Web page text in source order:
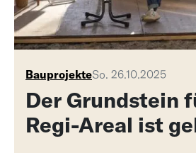
BauprojekteSo. 26.10.2025
Der Grundstein
Regi-Areal ist